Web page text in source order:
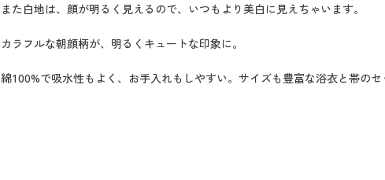
また白地は、顔が明るく見えるので、いつもより美白に見えちゃいます。
カラフルな朝顔柄が、明るくキュートな印象に。
綿100%で吸水性もよく、お手入れもしやすい。サイズも豊富な浴衣と帯のセ